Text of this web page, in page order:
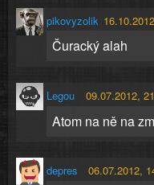
pikovyzolik
Čuracký alah
Legou 09.07.2012,
Atom na ně na
depres 06.07.2012,